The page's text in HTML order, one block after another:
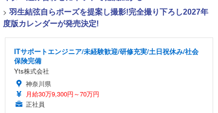
> 羽生結弦自らポーズを提案し撮影!完全撮り下ろし2027年
度版カレンダーが発売決定!
ITサポートエンジニア/未経験歓迎/研修充実/土日祝休み/社会
保険完備
Yts株式会社
神奈川県
月給30万9,300円～70万円
正社員